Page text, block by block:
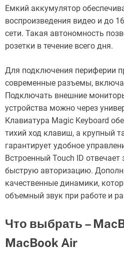
Емкий аккумулятор
воспроизведения видео и до
сети. Такая автономность
розетки в течение всего дня.
Для подключения периферии
современные разъемы,
Подключать внешние
устройства можно через
Клавиатура Magic Keyboard
тихий ход клавиш, а крупный
гарантирует удобное
Встроенный Touch ID отвечает
быструю авторизацию.
качественные динамики,
объемный звук при работе и
Что выбрать –
MacBook Air